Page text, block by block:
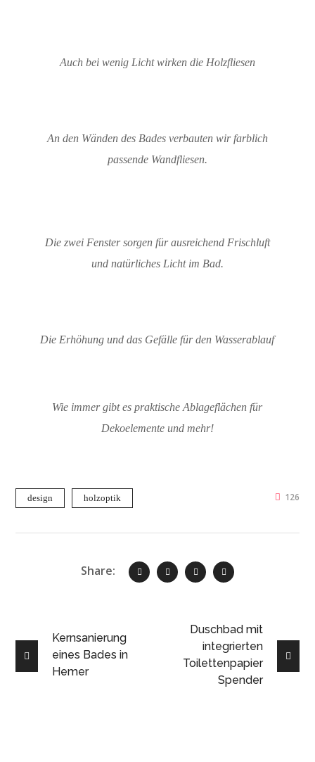
Auch bei wenig Licht wirken die Holzfliesen
An den Wänden des Bades verbauten wir farblich
passende Wandfliesen.
Die zwei Fenster sorgen für ausreichend Frischluft
und natürliches Licht im Bad.
Die Erhöhung und das Gefälle für den Wasserablauf
Wie immer gibt es praktische Ablageflächen für
Dekoelemente und mehr!
design holzoptik 126
Share:
Kernsanierung
eines Bades in
Hemer
Duschbad mit
integrierten
Toilettenpapier
Spender